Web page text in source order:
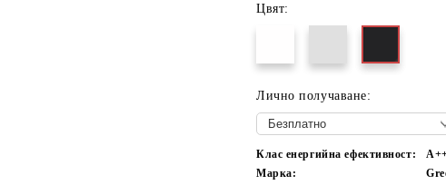
Цвят:
Лично получаване:
Клас енергийна ефективност:
Марка: